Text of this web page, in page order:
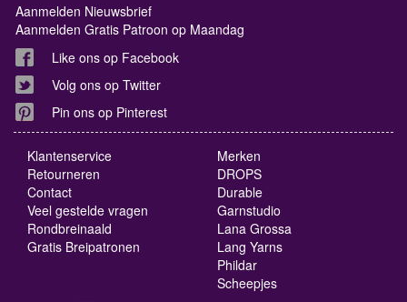
Aanmelden Nieuwsbrief
Aanmelden Gratis Patroon op Maandag
Like ons op Facebook
Volg ons op Twitter
Pin ons op Pinterest
Klantenservice
Retourneren
Contact
Veel gestelde vragen
Rondbreinaald
Gratis Breipatronen
Merken
DROPS
Durable
Garnstudio
Lana Grossa
Lang Yarns
Phildar
Scheepjes